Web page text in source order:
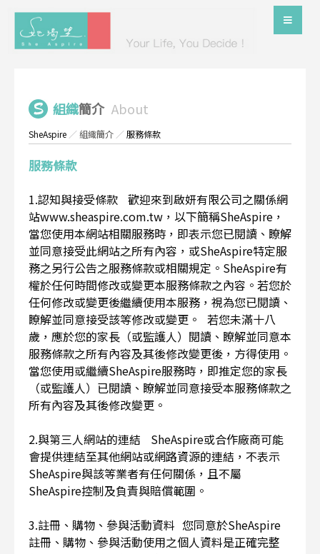
組織簡介 About
SheAspire ／組織簡介 ／服務條款
服務條款
1.認知與接受條款 歡迎來到啟妍有限公司之關係網
站www.sheaspire.com.tw，以下簡稱SheAspire，
當您使用本網站相關服務時，即表示您已閱讀、瞭解
並同意接受此網站之所有內容，或SheAspire特定服
務之另行公告之服務條款或相關規定。SheAspire有
權於任何時間修改或變更本服務條款之內容。若您於
任何修改或變更後繼續使用本服務，視為您已閱讀、
瞭解並同意接受該等修改或變更。 若您未滿十八
歲，應於您的家長（或監護人）閱讀、瞭解並同意本
服務條款之所有內容及其後修改變更後，方得使用。
當您使用或繼續SheAspire服務時，即推定您的家長
（或監護人）已閱讀、瞭解並同意接受本服務條款之
所有內容及其後修改變更。
2.與第三人網站的連結 SheAspire或合作廠商可能
會提供連結至其他網站或網路資源的連結，不表示
SheAspire與該等業者有任何關係，且不屬
SheAspire控制及負責與賠償範圍。
3.註冊、購物、參與活動資料 您同意於SheAspire
註冊、購物、參與活動使用之個人資料是正確完整